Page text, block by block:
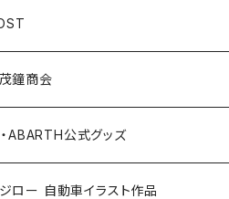
/ その他
ベルト
/ ハンカチ
キャップ
/ その他
accessories / 自転車関連
ペン
/ イラスト
鐘商会
ドール
レース
/ その他
エンブレム
／グッズ
Car／ミニカー
／ウェア
バッグ
/ Tシャツ
/ ポーチ
badge / 缶バッジ
鐘商会
トスタンド
ABARTH公式グッズ
/ 財布
ロー 自動車イラスト作品